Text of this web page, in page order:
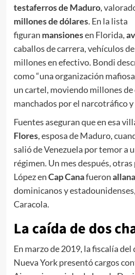
testaferros de Maduro,
millones de dólares. En la lista
figuran mansionesen Florida,
caballos de carrera, vehículos
millones en efectivo. Bondi
como “una organización
un cartel, moviendo millones de
manchados por el narcotráfico y
Fuentes aseguran que en esa
Flores, esposa de Maduro,
salió de Venezuela por temor a
régimen. Un mes después, otras
López enCap Canafueron
dominicanos y
Caracola.
La caída de dos
En marzo de 2019, la fiscalía
Nueva York presentó cargos